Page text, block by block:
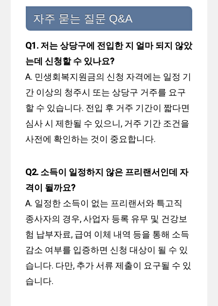
자주 묻는 질문 Q&A
Q1. 저는 상당구에 전입한 지 얼마 되지 않았
는데 신청할 수 있나요?
A. 민생회복지원금의 신청 자격에는 일정 기
간 이상의 청주시 또는 상당구 거주를 요구
할 수 있습니다. 전입 후 거주 기간이 짧다면
심사 시 제한될 수 있으니, 거주 기간 조건을
사전에 확인하는 것이 중요합니다.
Q2. 소득이 일정하지 않은 프리랜서인데 자
격이 될까요?
A. 일정한 소득이 없는 프리랜서와 특고직
종사자의 경우, 사업자 등록 유무 및 건강보
험 납부자료, 급여 이체 내역 등을 통해 소득
감소 여부를 입증하면 신청 대상이 될 수 있
습니다. 다만, 추가 서류 제출이 요구될 수 있
습니다.